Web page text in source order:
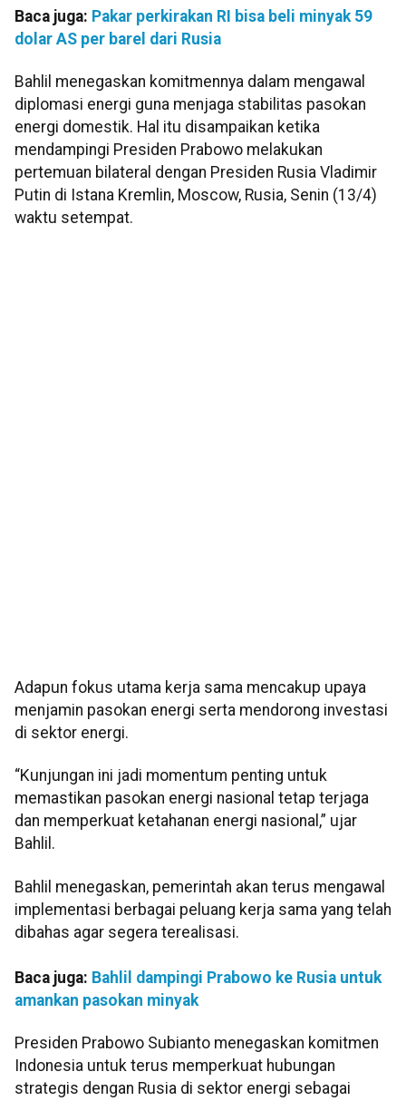
Baca juga: Pakar perkirakan RI bisa beli minyak 59
dolar AS per barel dari Rusia
Bahlil menegaskan komitmennya dalam mengawal
diplomasi energi guna menjaga stabilitas pasokan
energi domestik. Hal itu disampaikan ketika
mendampingi Presiden Prabowo melakukan
pertemuan bilateral dengan Presiden Rusia Vladimir
Putin di Istana Kremlin, Moscow, Rusia, Senin (13/4)
waktu setempat.
Adapun fokus utama kerja sama mencakup upaya
menjamin pasokan energi serta mendorong investasi
di sektor energi.
“Kunjungan ini jadi momentum penting untuk
memastikan pasokan energi nasional tetap terjaga
dan memperkuat ketahanan energi nasional,” ujar
Bahlil.
Bahlil menegaskan, pemerintah akan terus mengawal
implementasi berbagai peluang kerja sama yang telah
dibahas agar segera terealisasi.
Baca juga: Bahlil dampingi Prabowo ke Rusia untuk
amankan pasokan minyak
Presiden Prabowo Subianto menegaskan komitmen
Indonesia untuk terus memperkuat hubungan
strategis dengan Rusia di sektor energi sebagai